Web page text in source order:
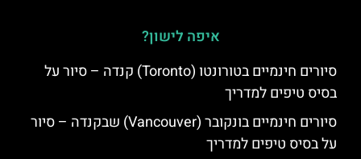
איפה לישון?
סיורים חינמיים בטורונטו (Toronto) קנדה – סיור על
בסיס טיפים למדריך
סיורים חינמיים בונקובר (Vancouver) שבקנדה – סיור
על בסיס טיפים למדריך